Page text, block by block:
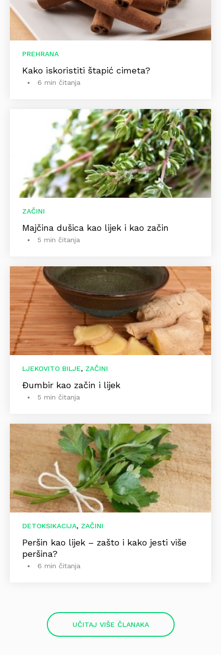
PREHRANA
Kako iskoristiti štapić cimeta?
6 min čitanja
ZAČINI
Majčina dušica kao lijek i kao začin
5 min čitanja
LJEKOVITO BILJE, ZAČINI
Đumbir kao začin i lijek
5 min čitanja
DETOKSIKACIJA, ZAČINI
Peršin kao lijek – zašto i kako jesti više
peršina?
6 min čitanja
UČITAJ VIŠE ČLANAKA